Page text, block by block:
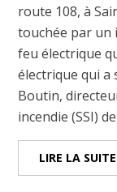
route 108, à
touchée par un
feu électrique
électrique qui a
Boutin,
incendie (SSI)
LIRE LA SUITE